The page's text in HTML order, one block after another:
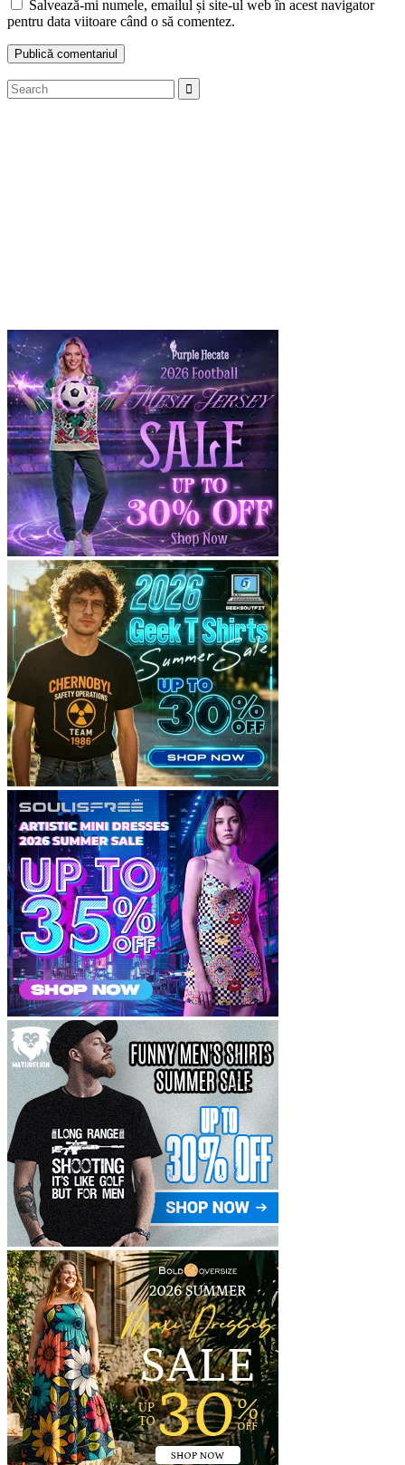
Salvează-mi numele, emailul și site-ul web în acest navigator
pentru data viitoare când o să comentez.
Search
for: